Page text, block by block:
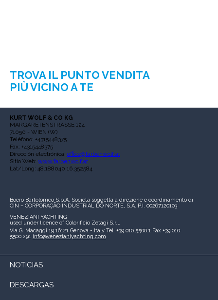
TROVA IL PUNTO VENDITA
PIÙ VICINO A TE
KURT WOLF & CO KG
MARGARETENSTRASSE 124
71050 - WIEN (W)
Teléfono: +4315448375
Fax: +4315448375
Dirección electrónica: office@farbenwolf.at
Sitio Web: www.farbenwolf.at
Lat/Long: 48.188040,16.352584
Boero Bartolomeo S.p.A. Società soggetta a direzione e coordinamento di
CIN – CORPORAÇÃO INDUSTRIAL DO NORTE, S.A. P.I. 00267120103
VENEZIANI YACHTING
used under licence of Colorificio Zetagi S.r.l.
Via G. Macaggi 19 16121 Genova - Italy Tel. +39 010 5500.1 Fax +39 010
5500.291 info@venezianiyachting.com
NOTICIAS
DESCARGAS